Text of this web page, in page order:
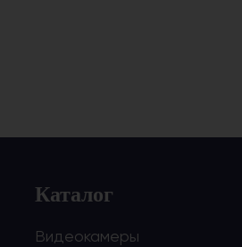
Каталог
Видеокамеры